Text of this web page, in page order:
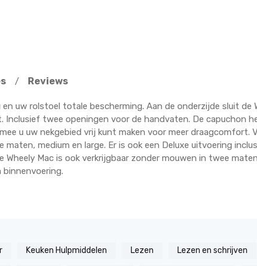
/ Reviews
uw rolstoel totale bescherming. Aan de onderzijde sluit de
Inclusief twee openingen voor de handvaten. De capuchon
u uw nekgebied vrij kunt maken voor meer draagcomfort.
maten, medium en large. Er is ook een Deluxe uitvoering
Mac is ook verkrijgbaar zonder mouwen in twee
Keuken Hulpmiddelen Lezen Lezen en schrijven